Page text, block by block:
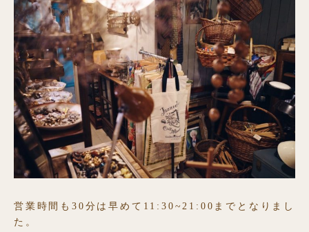
営業時間も30分は早めて11:30~21:00までとなりまし
た。